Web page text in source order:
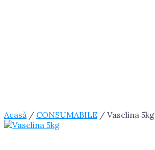
Acasă / CONSUMABILE / Vaselina 5kg